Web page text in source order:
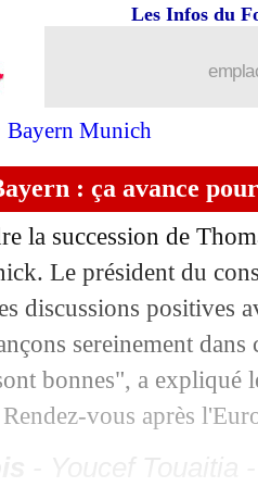
Bayern Munich
Les Infos du
: ça avance
la succession de
Le président du
discussions positives
sereinement dans
bonnes", a expliqué
vous après
au Werder, mais...
veut rester
de Gasset
un record de Puskás
a signé (officiel)
terminée pour